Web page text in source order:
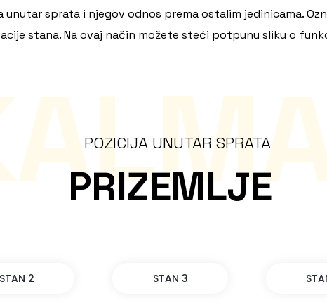
sprata i njegov odnos prema ostalim jedinicama.
stana. Na ovaj način možete steći potpunu sliku o
POZICIJA UNUTAR SPRATA
PRIZEMLJE
STAN 2 STAN 3